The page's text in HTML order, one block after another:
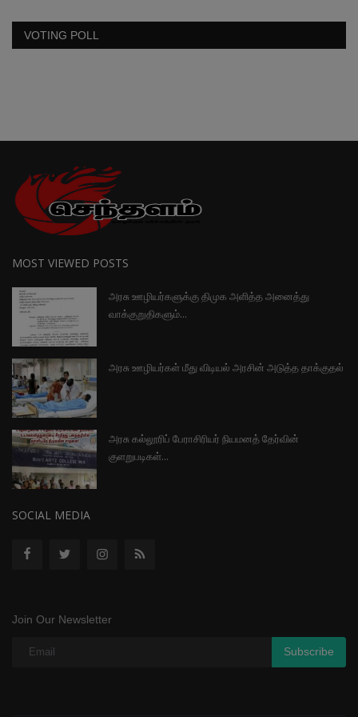
VOTING POLL
MOST VIEWED POSTS
அரசு ஊழியர்களுக்கு திமுக அளித்த அனைத்து
வாக்குறுதிகளும்...
அரசு ஊழியர்கள் மீது விடியல் அரசின் அடுத்த தாக்குதல்
அரசு கல்லூரிப் பேராசிரியர் நியமனத் தேர்வின்
குளறுபடிகள்...
SOCIAL MEDIA
Join Our Newsletter
Subscribe